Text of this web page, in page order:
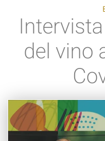
del vino